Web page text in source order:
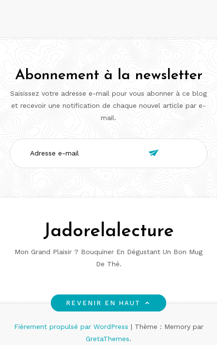
Abonnement à la newsletter
Saisissez votre adresse e-mail pour vous abonner à ce blog
et recevoir une notification de chaque nouvel article par e-
mail.
Adresse
e-
mail

Jadorelalecture
Mon Grand Plaisir ? Bouquiner En Dégustant Un Bon Mug
De Thé.
REVENIR EN HAUT
Fièrement propulsé par WordPress | Thème : Memory par
GretaThemes.